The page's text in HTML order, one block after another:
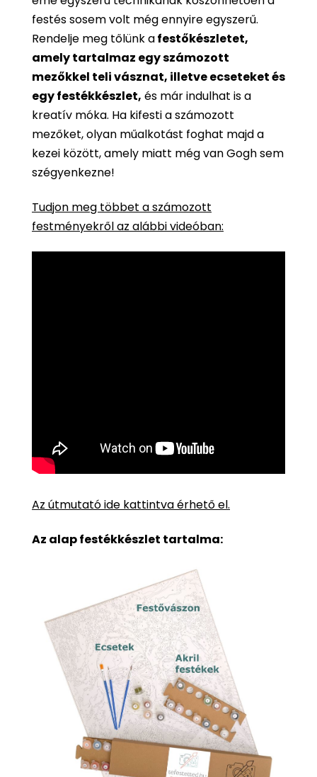
festés sosem volt még ennyire egyszerű.
Rendelje meg tőlünk afestőkészletet,
amely tartalmaz egy számozott
mezőkkel teli vásznat, illetve ecseteket és
egy festékkészlet, és már indulhat is a
kreatív móka. Ha kifesti a számozott
mezőket, olyan műalkotást foghat majd a
kezei között, amely miatt még van Gogh sem
szégyenkezne!
Tudjon meg többet a számozott
festményekről az alábbi videóban:
Az útmutató ide kattintva érhető el.
Az alap festékkészlet tartalma: